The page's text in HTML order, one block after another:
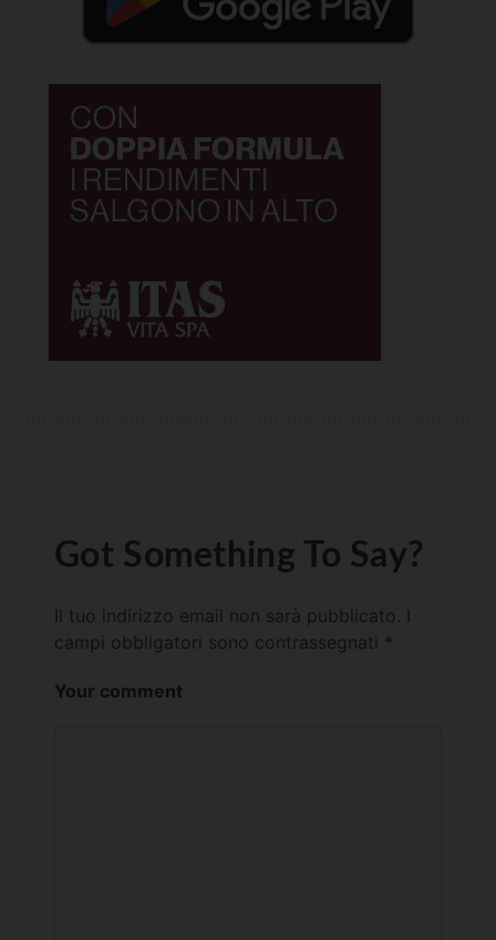
Got Something To Say?
Il tuo indirizzo email non sarà pubblicato.
campi obbligatori sono contrassegnati *
Your comment